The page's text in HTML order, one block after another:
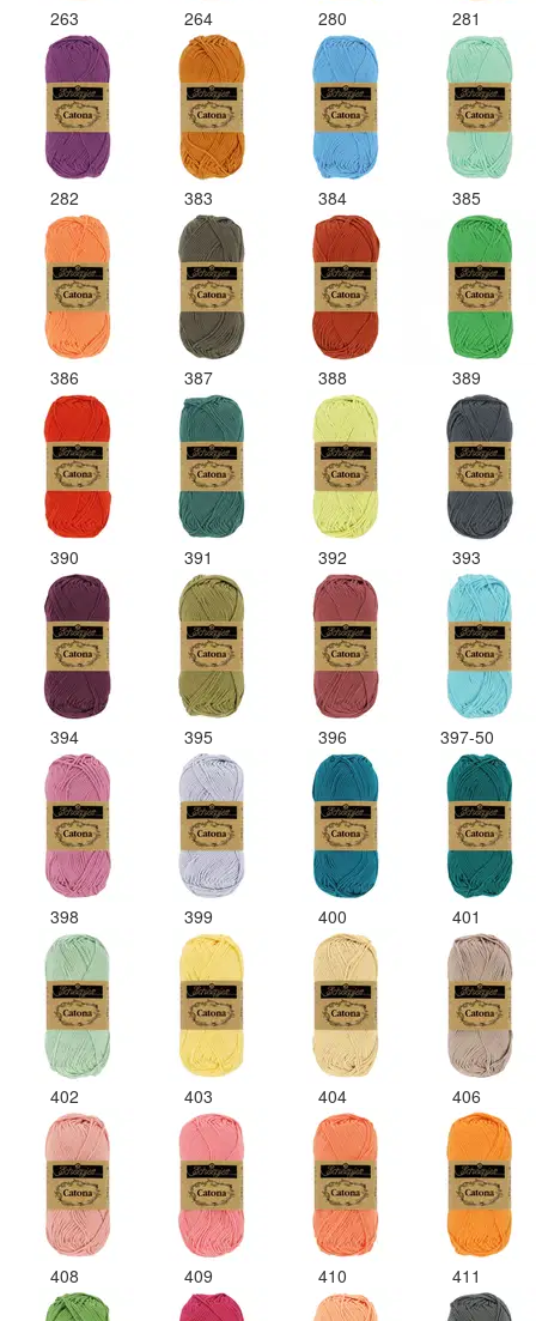
263 264 280 281
282 383 384 385
386 387 388 389
390 391 392 393
394 395 396 397-50
398 399 400 401
402 403 404 406
408 409 410 411